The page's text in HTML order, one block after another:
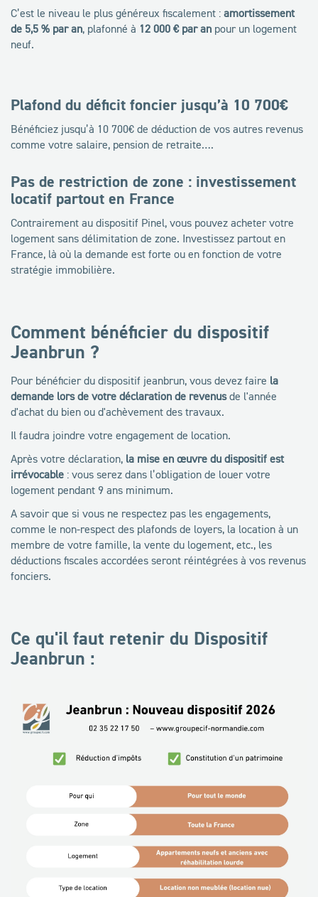
C’est le niveau le plus généreux fiscalement : amortissement
de 5,5 % par an, plafonné à 12 000 € par an pour un logement
neuf.
Plafond du déficit foncier jusqu’à 10 700€
Bénéficiez jusqu’à 10 700€ de déduction de vos autres revenus
comme votre salaire, pension de retraite….
Pas de restriction de zone : investissement
locatif partout en France
Contrairement au dispositif Pinel, vous pouvez acheter votre
logement sans délimitation de zone. Investissez partout en
France, là où la demande est forte ou en fonction de votre
stratégie immobilière.
Comment bénéficier du dispositif
Jeanbrun ?
Pour bénéficier du dispositif jeanbrun, vous devez faire la
demande lors de votre déclaration de revenusde l'année
d'achat du bien ou d'achèvement des travaux.
Il faudra joindre votre engagement de location.
Après votre déclaration, la mise en œuvre du dispositif est
irrévocable : vous serez dans l’obligation de louer votre
logement pendant 9 ans minimum.
A savoir que si vous ne respectez pas les engagements,
comme le non-respect des plafonds de loyers, la location à un
membre de votre famille, la vente du logement, etc., les
déductions fiscales accordées seront réintégrées à vos revenus
fonciers.
Ce qu'il faut retenir du Dispositif
Jeanbrun :